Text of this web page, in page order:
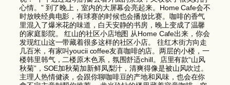
心情。” 到了晚上，室内的大屏幕会亮起来。Home Cafe会不
时放映经典电影，有球赛的时候也会播放比赛。咖啡的香气
里混入了爆米花的味道，白天安静的书房，晚上变成了温馨
的家庭影院。 红山的社区小店地图 从Home Cafe出来，你会
发现红山这一带藏着很多这样的社区小店。 往红木街方向走
几百米，有家叫youcii coffee友喜咖啡的店。两层的小楼，一
楼韩里韩气，二楼原木色系，氛围舒适chill。店里有款“山风
秋菊”，SOE加秋菊加新鲜凤梨汁，清爽得像是被山风吹过。
主理人热情健谈，会跟你聊咖啡豆的产地和风味，也会在你